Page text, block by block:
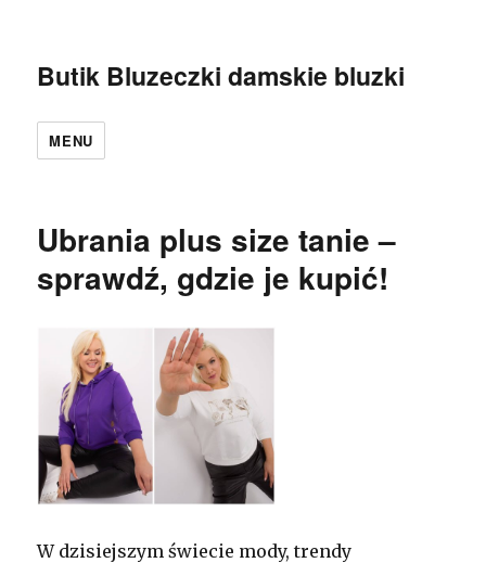
Butik Bluzeczki damskie bluzki
MENU
Ubrania plus size tanie –
sprawdź, gdzie je kupić!
W dzisiejszym świecie mody, trendy